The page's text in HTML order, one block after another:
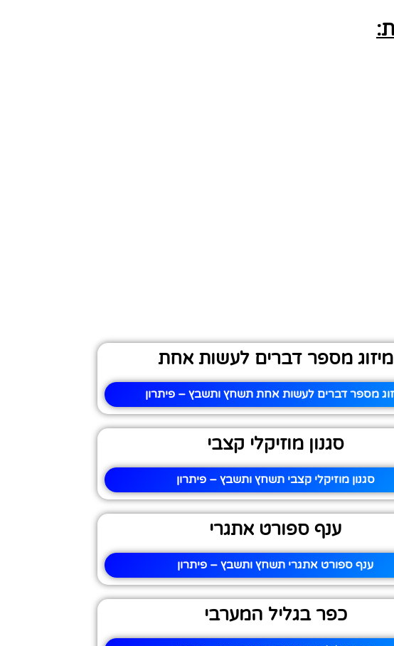
מיזוג מספר דברים לעשות אחת
מספר דברים לעשות אחת תשחץ ותשבץ – פיתרון
סגנון מוזיקלי קצבי
סגנון מוזיקלי קצבי תשחץ ותשבץ – פיתרון
ענף ספורט אתגרי
ענף ספורט אתגרי תשחץ ותשבץ – פיתרון
כפר בגליל המערבי